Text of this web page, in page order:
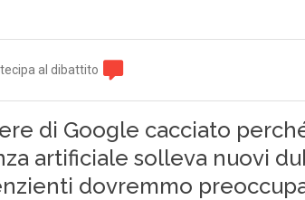
al dibattito
di Google cacciato
artificiale solleva nuovi
dovremmo